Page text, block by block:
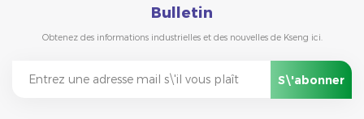
Bulletin
Obtenez des informations industrielles et des nouvelles de Kseng ici.